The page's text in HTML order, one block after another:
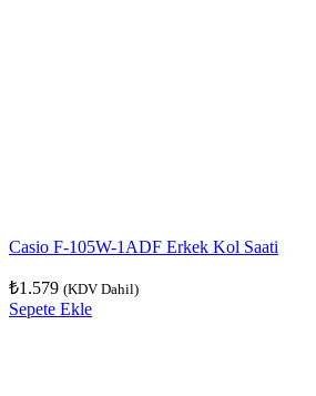
Casio F-105W-1ADF Erkek Kol Saati
₺1.579 (KDV Dahil)
Sepete Ekle